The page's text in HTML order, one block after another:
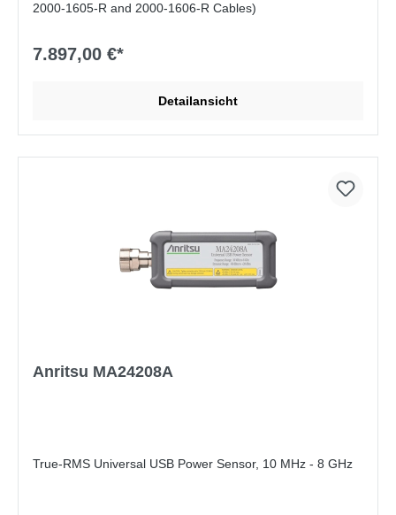
2000-1605-R and 2000-1606-R Cables)
7.897,00 €*
Detailansicht
Anritsu MA24208A
True-RMS Universal USB Power Sensor, 10 MHz - 8 GHz